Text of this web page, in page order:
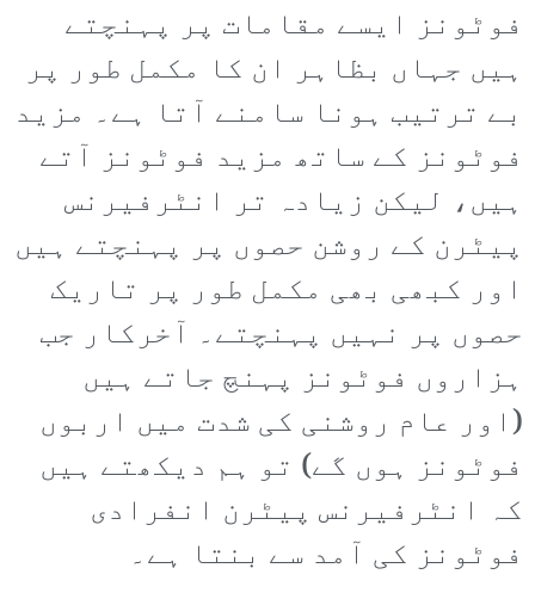
فوٹونز ایسے مقامات پر پہنچتے
ہیں جہاں بظاہر ان کا مکمل طور پر
بے ترتیب ہونا سامنے آتا ہے۔ مزید
فوٹونز کے ساتھ مزید فوٹونز آتے
ہیں، لیکن زیادہ تر انٹرفیرنس
پیٹرن کے روشن حصوں پر پہنچتے ہیں
اور کبھی بھی مکمل طور پر تاریک
حصوں پر نہیں پہنچتے۔ آخرکار جب
ہزاروں فوٹونز پہنچ جاتے ہیں
(اور عام روشنی کی شدت میں اربوں
فوٹونز ہوں گے) تو ہم دیکھتے ہیں
کہ انٹرفیرنس پیٹرن انفرادی
فوٹونز کی آمد سے بنتا ہے۔